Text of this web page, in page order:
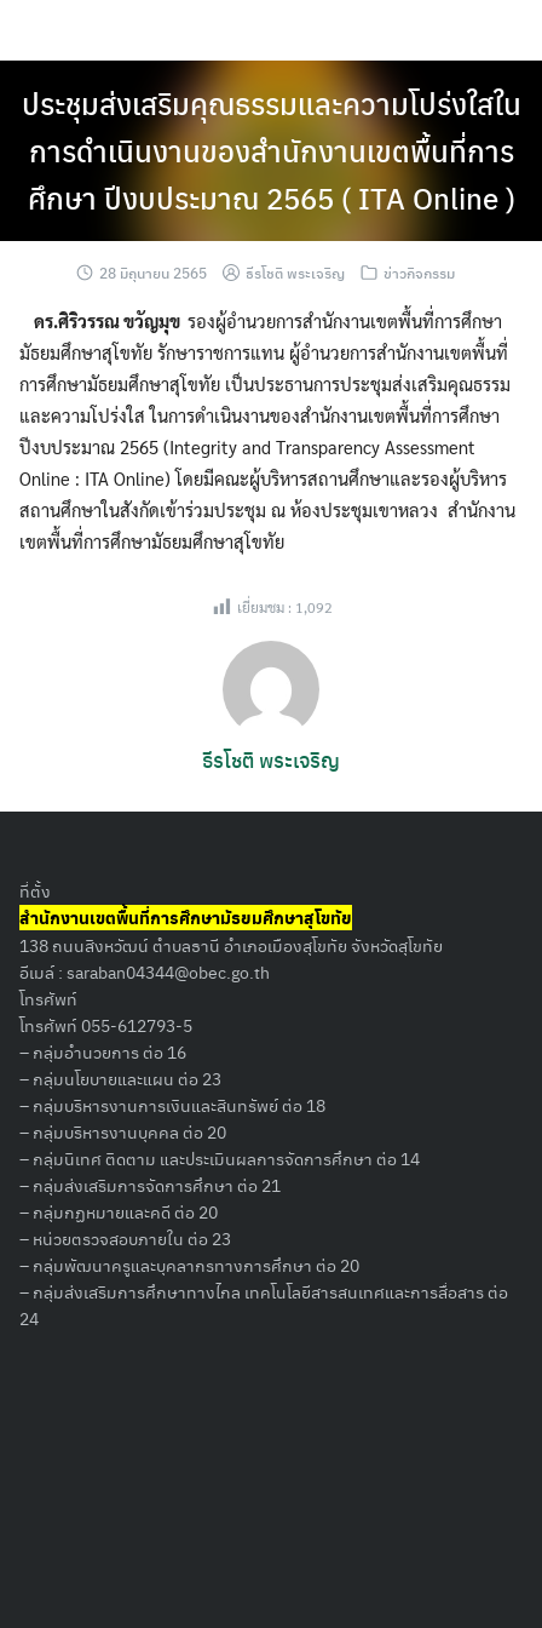
content
Search
for:
ประชุมส่งเสริมคุณธรรมและความโปร่งใสใน
การดำเนินงานของสำนักงานเขตพื้นที่การ
ศึกษา ปีงบประมาณ 2565 ( ITA Online )
28 มิถุนายน 2565 ธีรโชติ พระเจริญ ข่าวกิจกรรม
ดร.ศิริวรรณ ขวัญมุข รองผู้อำนวยการสำนักงานเขตพื้นที่การศึกษา
มัธยมศึกษาสุโขทัย รักษาราชการแทน ผู้อำนวยการสำนักงานเขตพื้นที่
การศึกษามัธยมศึกษาสุโขทัย เป็นประธานการประชุมส่งเสริมคุณธรรม
และความโปร่งใส ในการดำเนินงานของสำนักงานเขตพื้นที่การศึกษา
ปีงบประมาณ 2565 (Integrity and Transparency Assessment
Online : ITA Online) โดยมีคณะผู้บริหารสถานศึกษาและรองผู้บริหาร
สถานศึกษาในสังกัดเข้าร่วมประชุม ณ ห้องประชุมเขาหลวง สำนักงาน
เขตพื้นที่การศึกษามัธยมศึกษาสุโขทัย
เยี่ยมชม : 1,092
ธีรโชติ พระเจริญ
ที่ตั้ง
สำนักงานเขตพื้นที่การศึกษามัธยมศึกษาสุโขทัย
138 ถนนสิงหวัฒน์ ตำบลธานี อำเภอเมืองสุโขทัย จังหวัดสุโขทัย
อีเมล์ : saraban04344@obec.go.th
โทรศัพท์
โทรศัพท์ 055-612793-5
– กลุ่มอำนวยการ ต่อ 16
– กลุ่มนโยบายและแผน ต่อ 23
– กลุ่มบริหารงานการเงินและสินทรัพย์ ต่อ 18
– กลุ่มบริหารงานบุคคล ต่อ 20
– กลุ่มนิเทศ ติดตาม และประเมินผลการจัดการศึกษา ต่อ 14
– กลุ่มส่งเสริมการจัดการศึกษา ต่อ 21
– กลุ่มกฏหมายและคดี ต่อ 20
– หน่วยตรวจสอบภายใน ต่อ 23
– กลุ่มพัฒนาครูและบุคลากรทางการศึกษา ต่อ 20
– กลุ่มส่งเสริมการศึกษาทางไกล เทคโนโลยีสารสนเทศและการสื่อสาร ต่อ
24